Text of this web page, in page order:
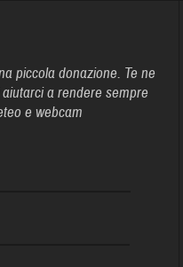
piccola donazione. Te ne
a rendere sempre
e webcam